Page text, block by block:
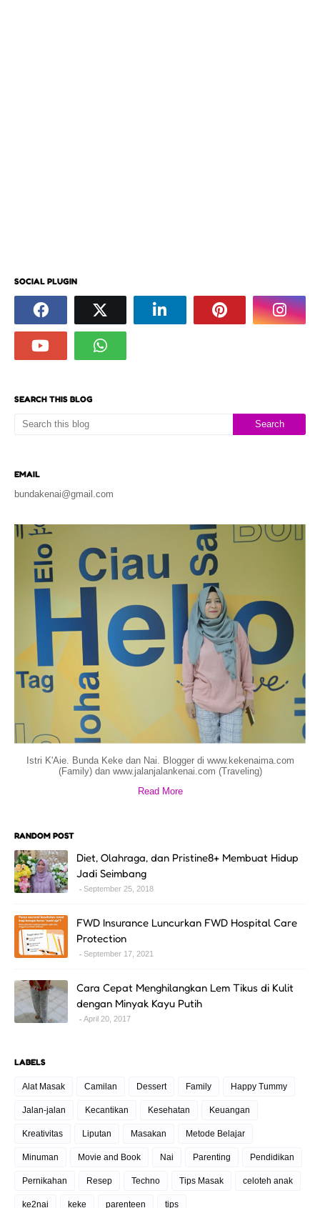
SOCIAL PLUGIN
SEARCH THIS BLOG
EMAIL
bundakenai@gmail.com
Istri K'Aie. Bunda Keke dan Nai. Blogger di www.kekenaima.com
(Family) dan www.jalanjalankenai.com (Traveling)
Read More
RANDOM POST
Diet, Olahraga, dan Pristine8+ Membuat Hidup
Jadi Seimbang
September 25, 2018
FWD Insurance Luncurkan FWD Hospital Care
Protection
September 17, 2021
Cara Cepat Menghilangkan Lem Tikus di Kulit
dengan Minyak Kayu Putih
April 20, 2017
LABELS
Alat Masak Camilan Dessert Family Happy Tummy
Jalan-jalan Kecantikan Kesehatan Keuangan
Kreativitas Liputan Masakan Metode Belajar
Minuman Movie and Book Nai Parenting Pendidikan
Pernikahan Resep Techno Tips Masak celoteh anak
ke2nai keke parenteen tips